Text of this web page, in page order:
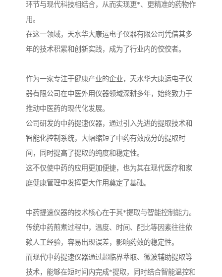
环节与现代科技相结合，从而实现更*、更精准的药物作
用。
在这一领域，天水华大康运电子仪器有限公司凭借其多
年的技术积累和创新实践，成为了行业内的佼佼者。
作为一家专注于健康产业的企业，天水华大康运电子仪
器有限公司在中医外用仪器领域深耕多年，始终致力于
推动中医药的现代化发展。
公司研发的中药提速仪器，通过引入先进的提取技术和
智能化控制系统，大幅缩短了中药有效成分的提取时
间，同时提高了提取的纯度和稳定性。
这不仅使中药的应用更加便捷，也为其在现代医疗和家
庭健康管理中发挥更大作用奠定了基础。
中药提速仪器的技术核心在于其*提取与智能控制能力。
传统中药煎煮过程中，温度、时间、配比等因素往往依
赖人工经验，容易出现误差，影响药效的稳定性。
而现代中药提速仪器通过超临界萃取、微波辅助提取等
技术，能够在短时间内完成*提取，同时结合智能温控和